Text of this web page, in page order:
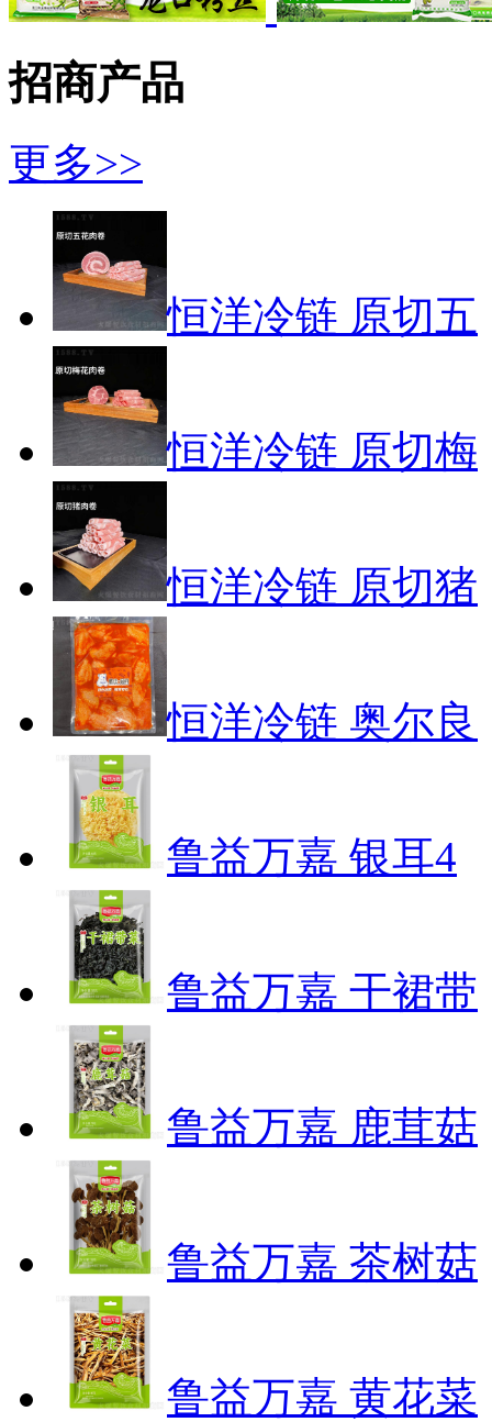
招商产品
更多>>
恒洋冷链 原切五
恒洋冷链 原切梅
恒洋冷链 原切猪
恒洋冷链 奥尔良
鲁益万嘉 银耳4
鲁益万嘉 干裙带
鲁益万嘉 鹿茸菇
鲁益万嘉 茶树菇
鲁益万嘉 黄花菜